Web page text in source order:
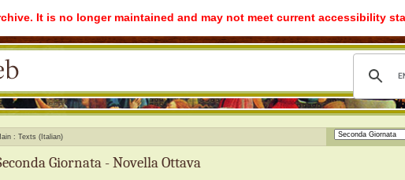
It is no longer maintained and may not meet current accessibility
Texts (Italian)
Giornata - Novella Ottava